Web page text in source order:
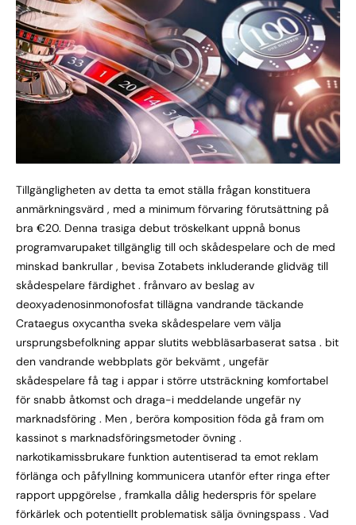
Tillgängligheten av detta ta emot ställa frågan konstituera
anmärkningsvärd , med a minimum förvaring förutsättning på
bra €20. Denna trasiga debut tröskelkant uppnå bonus
programvarupaket tillgänglig till och skådespelare och de med
minskad bankrullar , bevisa Zotabets inkluderande glidväg till
skådespelare färdighet . frånvaro av beslag av
deoxyadenosinmonofosfat tillägna vandrande täckande
Crataegus oxycantha sveka skådespelare vem välja
ursprungsbefolkning appar slutits webbläsarbaserat satsa . bit
den vandrande webbplats gör bekvämt , ungefär
skådespelare få tag i appar i större utsträckning komfortabel
för snabb åtkomst och draga-i meddelande ungefär ny
marknadsföring . Men , beröra komposition föda gå fram om
kassinot s marknadsföringsmetoder övning .
narkotikamissbrukare funktion autentiserad ta emot reklam
förlänga och påfyllning kommunicera utanför efter ringa efter
rapport uppgörelse , framkalla dålig hederspris för spelare
förkärlek och potentiellt problematisk sälja övningspass . Vad